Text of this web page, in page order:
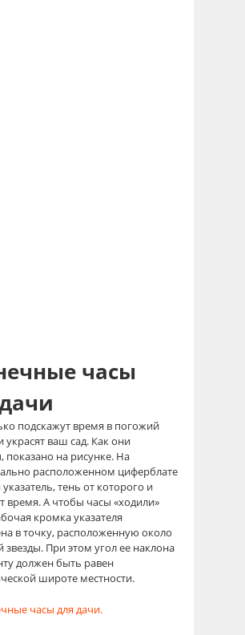
часы
подскажут время в погожий
украсят ваш сад. Как они
показано на рисунке. На
расположенном циферблате
тень от которого и
время. А чтобы часы «ходили»
кромка указателя
в точку, расположенную около
звезды. При этом угол ее наклона
должен быть равен
широте местности.